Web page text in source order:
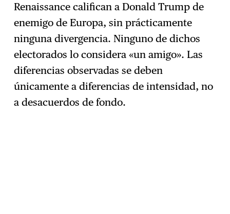
Renaissance califican a Donald Trump de
enemigo de Europa, sin prácticamente
ninguna divergencia. Ninguno de dichos
electorados lo considera «un amigo». Las
diferencias observadas se deben
únicamente a diferencias de intensidad, no
a desacuerdos de fondo.